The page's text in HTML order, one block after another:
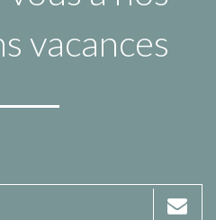
vacances